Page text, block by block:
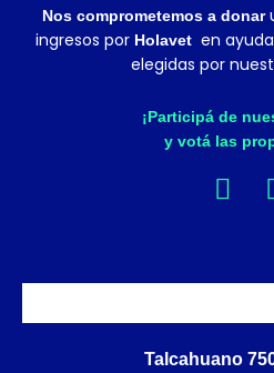
Nos comprometemos a donar
ingresos por Holavet en
elegidas por
¡Participá de
y votá las
F
e
o
o
Talcahuano